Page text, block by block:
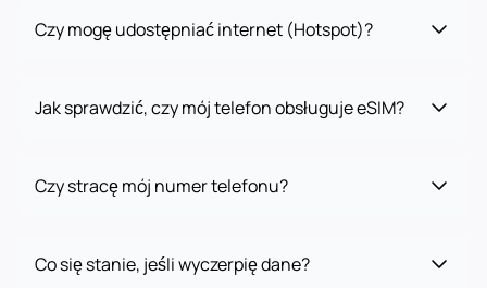
Czy mogę udostępniać internet (Hotspot)?
Jak sprawdzić, czy mój telefon obsługuje eSIM?
Czy stracę mój numer telefonu?
Co się stanie, jeśli wyczerpię dane?